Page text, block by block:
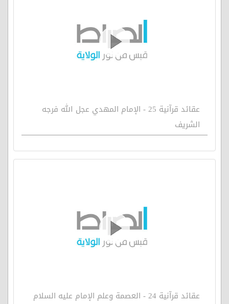
عقائد قرآنية 25 - الإمام المهدي عجل الله فرجه
الشريف
عقائد قرآنية 24 - العصمة وعلم الإمام عليه السلام